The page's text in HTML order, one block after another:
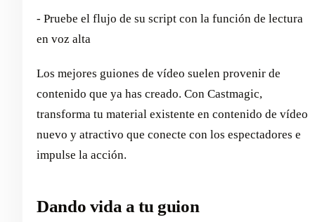
- Pruebe el flujo de su script con la función de lectura
en voz alta
Los mejores guiones de vídeo suelen provenir de
contenido que ya has creado. Con Castmagic,
transforma tu material existente en contenido de vídeo
nuevo y atractivo que conecte con los espectadores e
impulse la acción.
Dando vida a tu guion